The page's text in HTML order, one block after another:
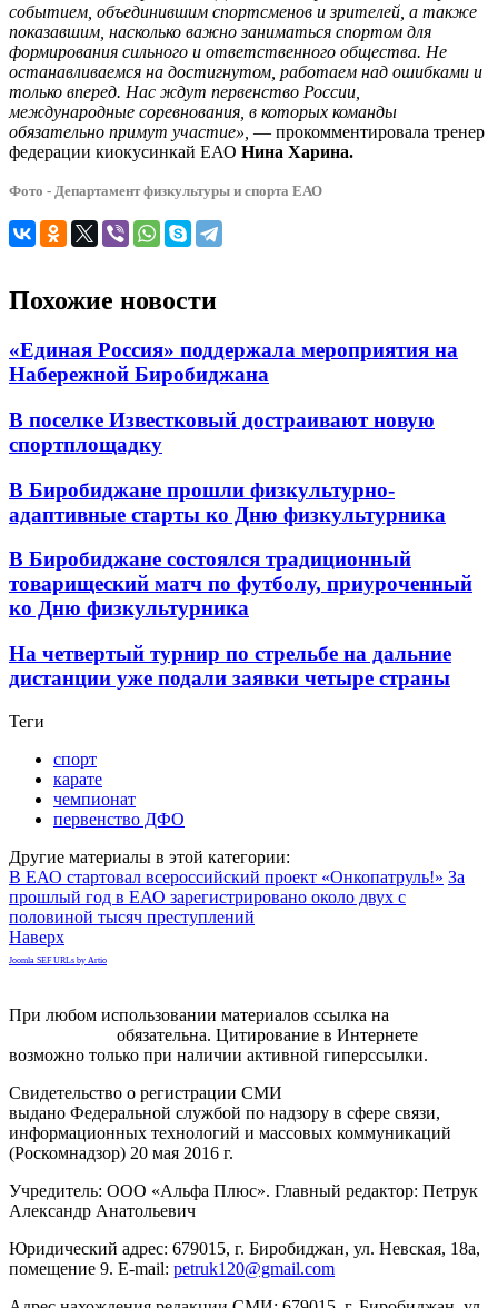
событием, объединившим спортсменов и зрителей, а также
показавшим, насколько важно заниматься спортом для
формирования сильного и ответственного общества. Не
останавливаемся на достигнутом, работаем над ошибками и
только вперед. Нас ждут первенство России,
международные соревнования, в которых команды
обязательно примут участие», — прокомментировала тренер
федерации киокусинкай ЕАО Нина Харина.
Фото - Департамент физкультуры и спорта ЕАО
Похожие новости
«Единая Россия» поддержала мероприятия на
Набережной Биробиджана
В поселке Известковый достраивают новую
спортплощадку
В Биробиджане прошли физкультурно-
адаптивные старты ко Дню физкультурника
В Биробиджане состоялся традиционный
товарищеский матч по футболу, приуроченный
ко Дню физкультурника
На четвертый турнир по стрельбе на дальние
дистанции уже подали заявки четыре страны
Теги
спорт
карате
чемпионат
первенство ДФО
Другие материалы в этой категории:
В ЕАО стартовал всероссийский проект «Онкопатруль!» За
прошлый год в ЕАО зарегистрировано около двух с
половиной тысяч преступлений
Наверх
Joomla SEF URLs by Artio
При любом использовании материалов ссылка на
обязательна. Цитирование в Интернете
возможно только при наличии активной гиперссылки.
Свидетельство о регистрации СМИ
выдано Федеральной службой по надзору в сфере связи,
информационных технологий и массовых коммуникаций
(Роскомнадзор) 20 мая 2016 г.
Учредитель: ООО «Альфа Плюс». Главный редактор: Петрук
Александр Анатольевич
Юридический адрес: 679015, г. Биробиджан, ул. Невская, 18а,
помещение 9. E-mail: petruk120@gmail.com